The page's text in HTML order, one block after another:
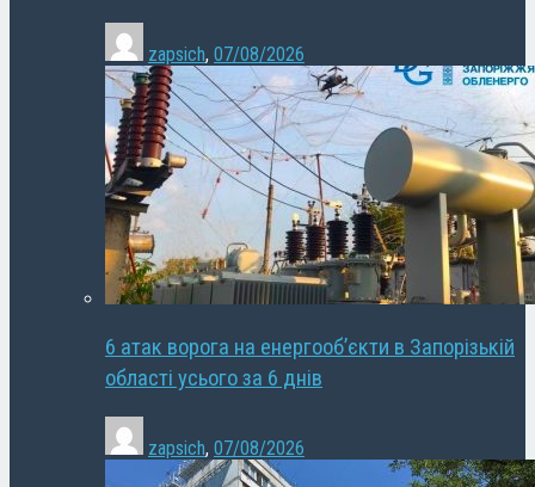
zapsich, 07/08/2026
6 атак ворога на енергооб’єкти в Запорізькій
області усього за 6 днів
zapsich, 07/08/2026